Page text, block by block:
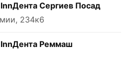
Сергиев Посад
234к6
InnДента Реммаш